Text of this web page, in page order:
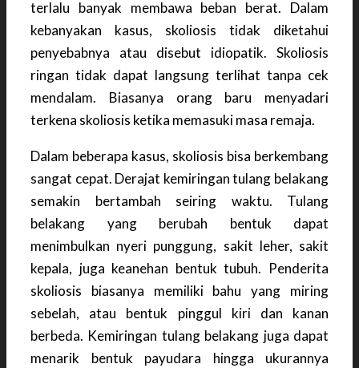
terlalu banyak membawa beban berat. Dalam
kebanyakan kasus, skoliosis tidak diketahui
penyebabnya atau disebut idiopatik. Skoliosis
ringan tidak dapat langsung terlihat tanpa cek
mendalam. Biasanya orang baru menyadari
terkena skoliosis ketika memasuki masa remaja.
Dalam beberapa kasus, skoliosis bisa berkembang
sangat cepat. Derajat kemiringan tulang belakang
semakin bertambah seiring waktu. Tulang
belakang yang berubah bentuk dapat
menimbulkan nyeri punggung, sakit leher, sakit
kepala, juga keanehan bentuk tubuh. Penderita
skoliosis biasanya memiliki bahu yang miring
sebelah, atau bentuk pinggul kiri dan kanan
berbeda. Kemiringan tulang belakang juga dapat
menarik bentuk payudara hingga ukurannya